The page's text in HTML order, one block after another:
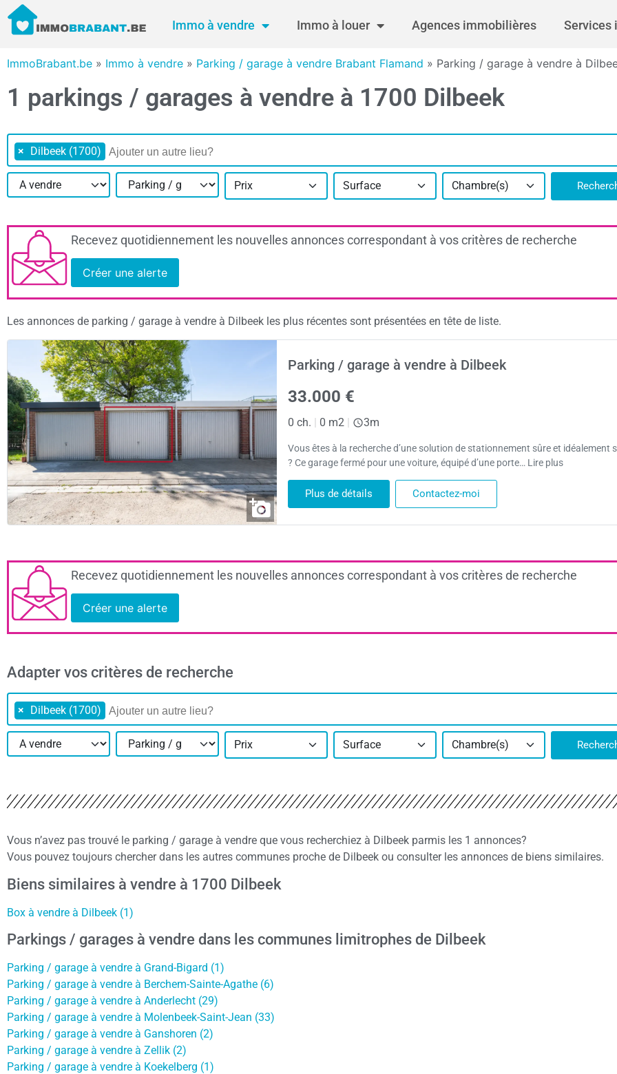
Immo à vendre Immo à louer Agences immobilières Services
ImmoBrabant.be » Immo à vendre » Parking / garage à vendre Brabant Flamand » Parking / garage à vendre à
1 parkings / garages à vendre à 1700 Dilbeek
× Dilbeek (1700)
Prix Surface Chambre(s)
Recevez quotidiennement les nouvelles annonces correspondant à vos critères de recherche
Créer une alerte
Les annonces de parking / garage à vendre à Dilbeek les plus récentes sont présentées en tête de liste.
Parking / garage à vendre à Dilbeek
33.000 €
0 ch. 0 m2 3m
Vous êtes à la recherche d’une solution de stationnement sûre et idéalement
? Ce garage fermé pour une voiture, équipé d’une porte… Lire plus
Plus de détails Contactez-moi
Recevez quotidiennement les nouvelles annonces correspondant à vos critères de recherche
Créer une alerte
Adapter vos critères de recherche
× Dilbeek (1700)
Prix Surface Chambre(s)
Vous n’avez pas trouvé le parking / garage à vendre que vous recherchiez à Dilbeek parmis les 1 annonces?
Vous pouvez toujours chercher dans les autres communes proche de Dilbeek ou consulter les annonces de biens similaires.
Biens similaires à vendre à 1700 Dilbeek
Box à vendre à Dilbeek (1)
Parkings / garages à vendre dans les communes limitrophes de Dilbeek
Parking / garage à vendre à Grand-Bigard (1)
Parking / garage à vendre à Berchem-Sainte-Agathe (6)
Parking / garage à vendre à Anderlecht (29)
Parking / garage à vendre à Molenbeek-Saint-Jean (33)
Parking / garage à vendre à Ganshoren (2)
Parking / garage à vendre à Zellik (2)
Parking / garage à vendre à Koekelberg (1)